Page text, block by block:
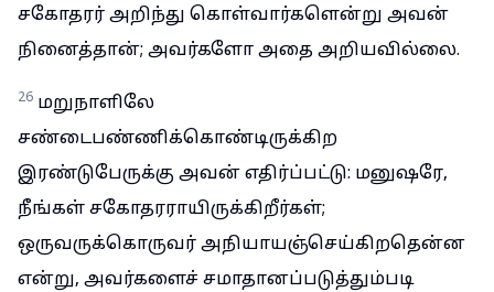
சகோதரர் அறிந்து கொள்வார்களென்று அவன்
நினைத்தான்; அவர்களோ அதை அறியவில்லை.
26 மறுநாளிலே
சண்டைபண்ணிக்கொண்டிருக்கிற
இரண்டுபேருக்கு அவன் எதிர்ப்பட்டு: மனுஷரே,
நீங்கள் சகோதரராயிருக்கிறீர்கள்;
ஒருவருக்கொருவர் அநியாயஞ்செய்கிறதென்ன
என்று, அவர்களைச் சமாதானப்படுத்தும்படி